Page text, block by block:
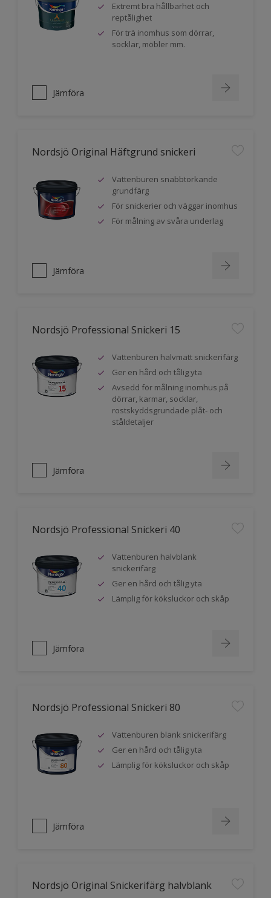
Extremt bra hållbarhet och
reptålighet
För trä inomhus som dörrar,
socklar, möbler mm.
Jämföra
Nordsjö Original Häftgrund snickeri
Vattenburen snabbtorkande
grundfärg
För snickerier och väggar inomhus
För målning av svåra underlag
Jämföra
Nordsjö Professional Snickeri 15
Vattenburen halvmatt snickerifärg
Ger en hård och tålig yta
Avsedd för målning inomhus på
dörrar, karmar, socklar,
rostskyddsgrundade plåt- och
ståldetaljer
Jämföra
Nordsjö Professional Snickeri 40
Vattenburen halvblank
snickerifärg
Ger en hård och tålig yta
Lämplig för köksluckor och skåp
Jämföra
Nordsjö Professional Snickeri 80
Vattenburen blank snickerifärg
Ger en hård och tålig yta
Lämplig för köksluckor och skåp
Jämföra
Nordsjö Original Snickerifärg halvblank